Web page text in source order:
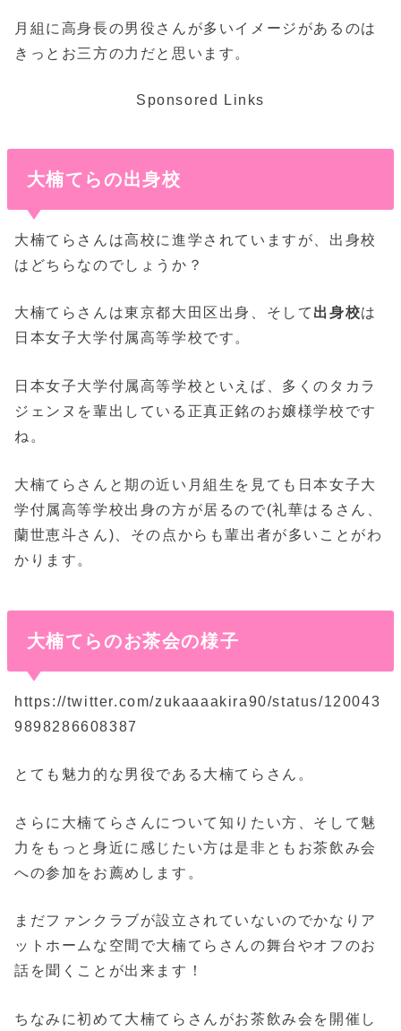
月組に高身長の男役さんが多いイメージがあるのは
きっとお三方の力だと思います。
Sponsored Links
大楠てらの出身校
大楠てらさんは高校に進学されていますが、出身校
はどちらなのでしょうか？
大楠てらさんは東京都大田区出身、そして 出身校は
日本女子大学付属高等学校です。
日本女子大学付属高等学校といえば、多くのタカラ
ジェンヌを輩出している正真正銘のお嬢様学校です
ね。
大楠てらさんと期の近い月組生を見ても日本女子大
学付属高等学校出身の方が居るので(礼華はるさん、
蘭世恵斗さん)、その点からも輩出者が多いことがわ
かります。
大楠てらのお茶会の様子
https://twitter.com/zukaaaakira90/status/120043
9898286608387
とても魅力的な男役である大楠てらさん。
さらに大楠てらさんについて知りたい方、そして魅
力をもっと身近に感じたい方は是非ともお茶飲み会
への参加をお薦めします。
まだファンクラブが設立されていないのでかなりア
ットホームな空間で大楠てらさんの舞台やオフのお
話を聞くことが出来ます！
ちなみに初めて大楠てらさんがお茶飲み会を開催し